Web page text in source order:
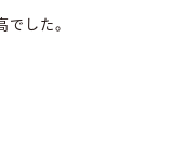
した。